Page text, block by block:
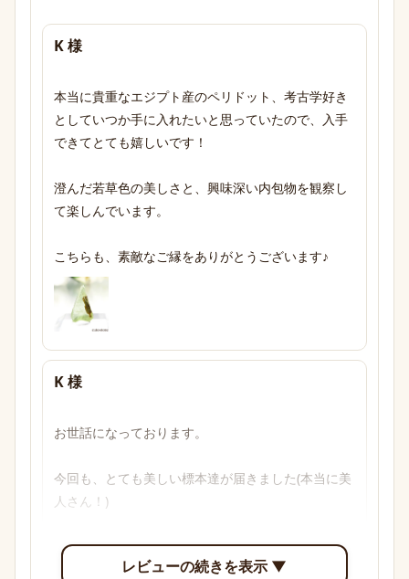
K 様
本当に貴重なエジプト産のペリドット、考古学好き
としていつか手に入れたいと思っていたので、入手
できてとても嬉しいです！
澄んだ若草色の美しさと、興味深い内包物を観察し
て楽しんでいます。
こちらも、素敵なご縁をありがとうございます♪
K 様
お世話になっております。
今回も、とても美しい標本達が届きました(本当に美
人さん！)
透明感のあるブルーからパープル、多色性がはっき
り確認できて眺めていて楽しいです。
レビューの続きを表示 ▼